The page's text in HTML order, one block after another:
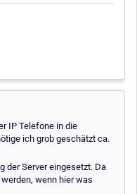
IP Telefone in die
ich grob geschätzt ca.
der Server eingesetzt. Da
wenn hier was